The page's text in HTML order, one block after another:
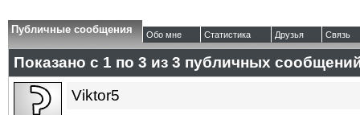
Публичные сообщения Обо мне Статистика Друзья Связь
Показано с 1 по 3 из 3 публичных
Viktor5